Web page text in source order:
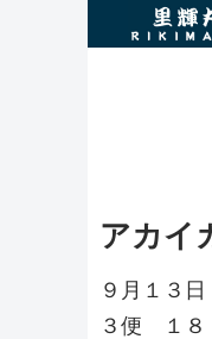
アカイ
９月１３日
３便 １８